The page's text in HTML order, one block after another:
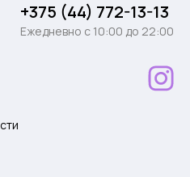
+375 (44) 772-13-13
Ежедневно c 10:00 до 22:00